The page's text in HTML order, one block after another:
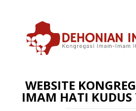
WEBSITE
IMAM HATI KUDUS